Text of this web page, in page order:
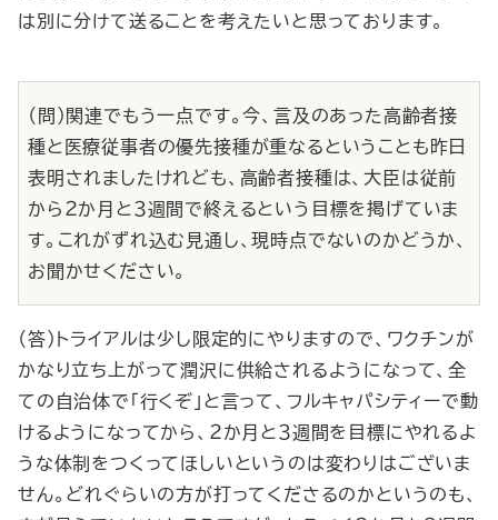
は別に分けて送ることを考えたいと思っております。
（問）関連でもう一点です。今、言及のあった高齢者接
種と医療従事者の優先接種が重なるということも昨日
表明されましたけれども、高齢者接種は、大臣は従前
から２か月と３週間で終えるという目標を掲げていま
す。これがずれ込む見通し、現時点でないのかどうか、
お聞かせください。
（答）トライアルは少し限定的にやりますので、ワクチンが
かなり立ち上がって潤沢に供給されるようになって、全
ての自治体で「行くぞ」と言って、フルキャパシティーで動
けるようになってから、２か月と３週間を目標にやれるよ
うな体制をつくってほしいというのは変わりはございま
せん。どれぐらいの方が打ってくださるのかというのも、